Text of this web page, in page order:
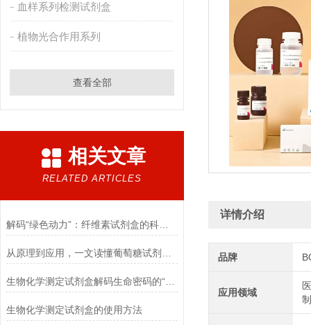
血样系列检测试剂盒
植物光合作用系列
查看全部
相关文章
RELATED ARTICLES
解码“绿色动力”：纤维素试剂盒的科学逻辑
生物化学测定试剂盒的使用方法
详情介绍
品牌
应用领域